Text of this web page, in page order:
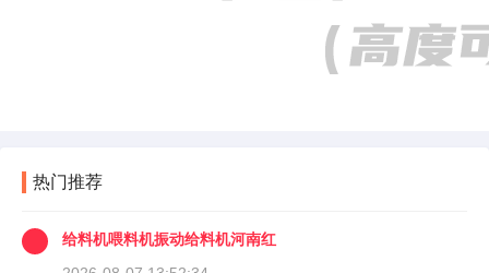
热门推荐
给料机喂料机振动给料机河南红